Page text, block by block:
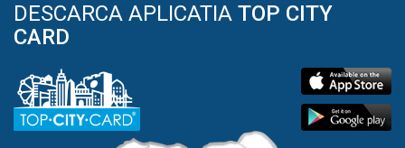
DESCARCA APLICATIA TOP CITY
CARD